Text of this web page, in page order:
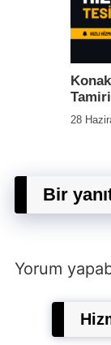
28
Bir
Yorum